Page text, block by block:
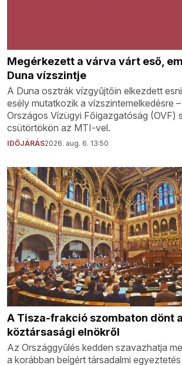
Megérkezett a várva várt eső,
Duna vízszintje
A Duna osztrák vízgyűjtőin elkezdett
esély mutatkozik a vízszintemelkedésre
Országos Vízügyi Főigazgatóság (OVF)
csütörtökön az MTI-vel.
IDŐJÁRÁS2026. aug. 6. 13:50
A Tisza-frakció szombaton dönt
köztársasági elnökről
Az Országgyűlés kedden szavazhatja
a korábban beígért társadalmi